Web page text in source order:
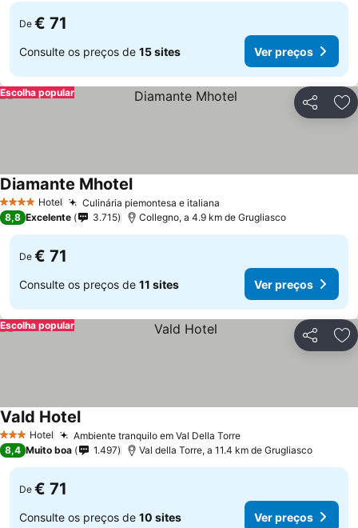
De € 71
Consulte os preços de 15 sites Ver preços
Partilhar
Escolha popular
4 EstrelasHotel Culinária piemontesa e italiana
Diamante MhotelVer preços
8,8 Excelente 3.715 Collegno, a 4.9 km de Grugliasco
De € 71
Consulte os preços de 11 sites Ver preços
Partilhar
Escolha popular
3 EstrelasHotel Ambiente tranquilo em Val Della TorreVer preços
Vald HotelVer preços
8,4 Muito boa 1.497 Val della Torre, a 11.4 km de Grugliasco
De € 71
Consulte os preços de 10 sites Ver preços